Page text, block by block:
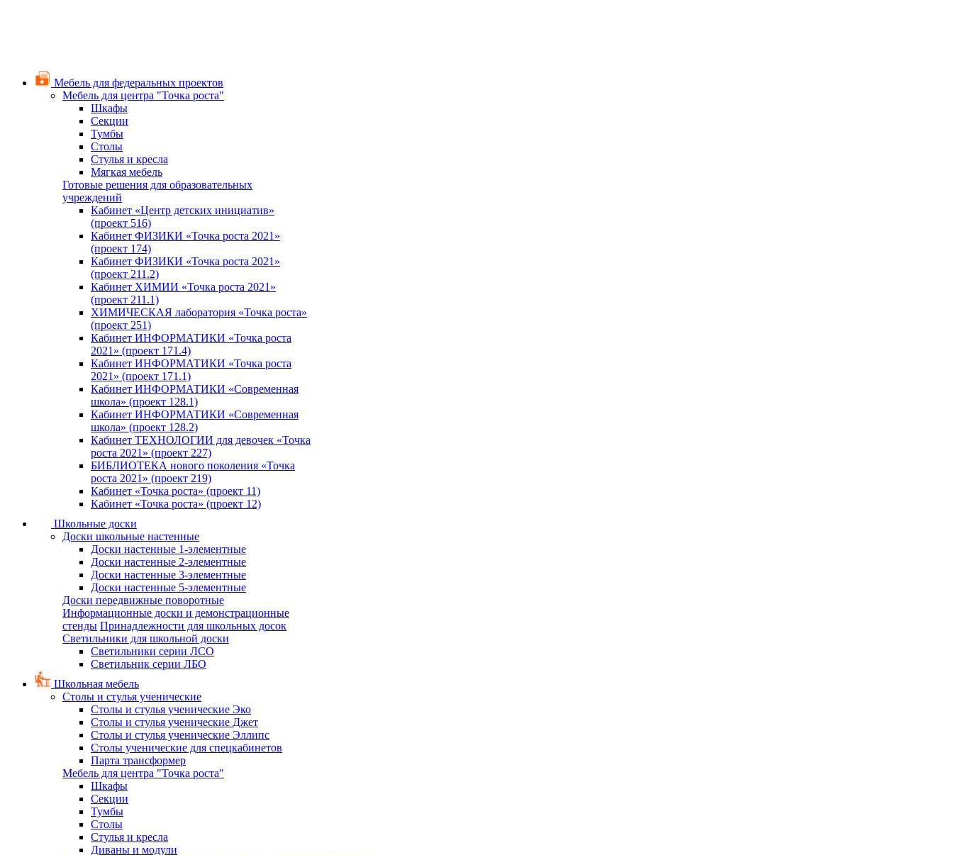
Мебель для федеральных проектов
Мебель для центра "Точка роста"
Шкафы
Секции
Тумбы
Столы
Стулья и кресла
Мягкая мебель
Готовые решения для образовательных
учреждений
Кабинет «Центр детских инициатив»
(проект 516)
Кабинет ФИЗИКИ «Точка роста 2021»
(проект 174)
Кабинет ФИЗИКИ «Точка роста 2021»
(проект 211.2)
Кабинет ХИМИИ «Точка роста 2021»
(проект 211.1)
ХИМИЧЕСКАЯ лаборатория «Точка роста»
(проект 251)
Кабинет ИНФОРМАТИКИ «Точка роста
2021» (проект 171.4)
Кабинет ИНФОРМАТИКИ «Точка роста
2021» (проект 171.1)
Кабинет ИНФОРМАТИКИ «Современная
школа» (проект 128.1)
Кабинет ИНФОРМАТИКИ «Современная
школа» (проект 128.2)
Кабинет ТЕХНОЛОГИИ для девочек «Точка
роста 2021» (проект 227)
БИБЛИОТЕКА нового поколения «Точка
роста 2021» (проект 219)
Кабинет «Точка роста» (проект 11)
Кабинет «Точка роста» (проект 12)
Школьные доски
Доски школьные настенные
Доски настенные 1-элементные
Доски настенные 2-элементные
Доски настенные 3-элементные
Доски настенные 5-элементные
Доски передвижные поворотные
Информационные доски и демонстрационные
стенды Принадлежности для школьных досок
Светильники для школьной доски
Светильники серии ЛСО
Светильник серии ЛБО
Школьная мебель
Столы и стулья ученические
Столы и стулья ученические Эко
Столы и стулья ученические Джет
Столы и стулья ученические Эллипс
Столы ученические для спецкабинетов
Парта трансформер
Мебель для центра "Точка роста"
Шкафы
Секции
Тумбы
Столы
Стулья и кресла
Диваны и модули